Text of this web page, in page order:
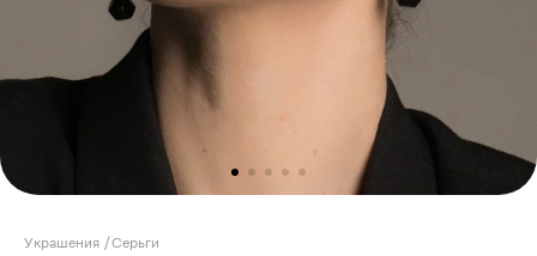
Украшения /Серьги